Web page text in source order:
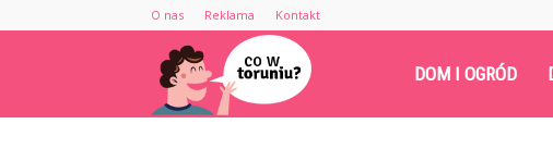
O nas Reklama Kontakt
Cowtoruniu.pl DOM I OGRÓD